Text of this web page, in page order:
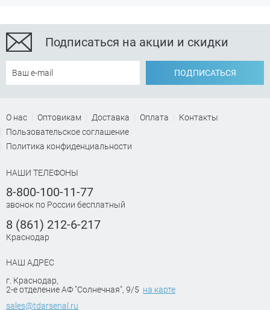
Подписаться на акции и скидки
ПОДПИСАТЬСЯ
О нас Оптовикам Доставка Оплата
Контакты
Пользовательское соглашение
Политика конфиденциальности
НАШИ ТЕЛЕФОНЫ
8-800-100-11-77
звонок по России бесплатный
8 (861) 212-6-217
Краснодар
НАШ АДРЕС
г. Краснодар,
2-е отделение АФ "Солнечная", 9/5 на карте
sales@tdarsenal.ru